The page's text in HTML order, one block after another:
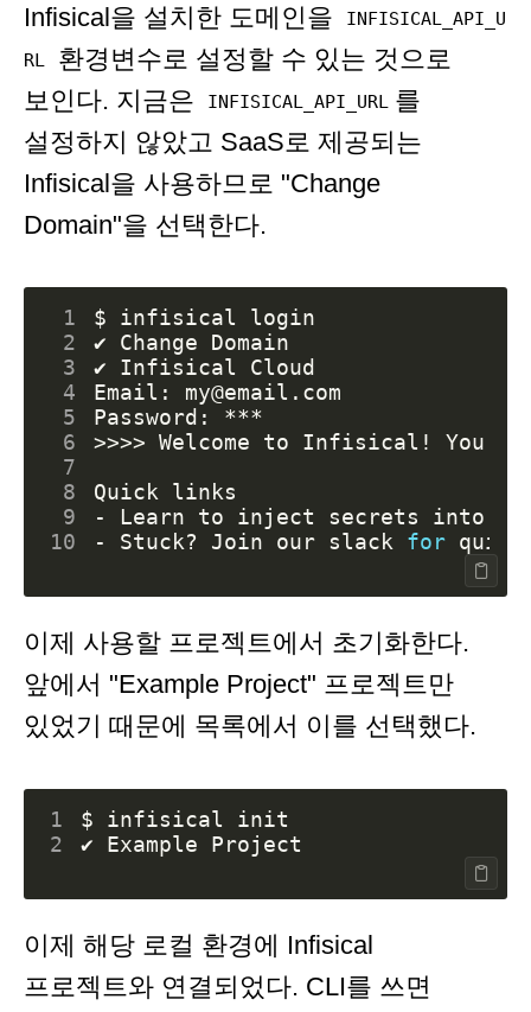
Infisical을 설치한 도메인을
INFISICAL_API_U
RL
환경변수로 설정할 수 있는 것으로
보인다. 지금은
INFISICAL_API_URL 를
설정하지 않았고 SaaS로 제공되는
Infisical을 사용하므로 "Change
Domain"을 선택한다.
1
2
3
4
5
6
>>>> Welcome to Infisical! You
7
8
9
10
- Stuck? Join our slack for
이제 사용할 프로젝트에서 초기화한다.
앞에서 "Example Project" 프로젝트만
있었기 때문에 목록에서 이를 선택했다.
1
2
이제 해당 로컬 환경에 Infisical
프로젝트와 연결되었다. CLI를 쓰면